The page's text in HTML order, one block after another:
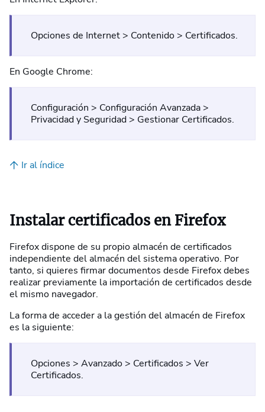
Opciones de Internet > Contenido > Certificados.
En Google Chrome:
Configuración > Configuración Avanzada >
Privacidad y Seguridad > Gestionar Certificados.
Ir al índice
Instalar certificados en Firefox
Firefox dispone de su propio almacén de certificados
independiente del almacén del sistema operativo. Por
tanto, si quieres firmar documentos desde Firefox debes
realizar previamente la importación de certificados desde
el mismo navegador.
La forma de acceder a la gestión del almacén de Firefox
es la siguiente:
Opciones > Avanzado > Certificados > Ver
Certificados.